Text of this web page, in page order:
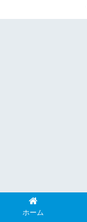
ホーム